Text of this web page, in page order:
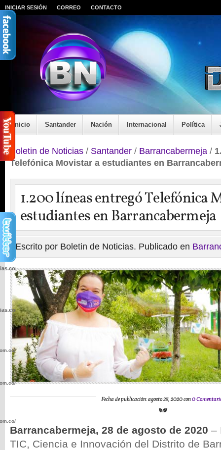
INICIAR SESIÓN CORREO CONTACTO
Inicio Santander Nación Internacional Política
Boletin de Noticias / Santander / Barrancabermeja /
Telefónica Movistar a estudiantes en
1.200 líneas entregó Telefónica
estudiantes en Barrancabermeja
Escrito por Boletin de Noticias. Publicado en
Fecha de publicación: agosto 28, 2020 con0
Barrancabermeja, 28 de agosto de 2020 –
TIC, Ciencia e Innovación del Distrito de
wp-
wp-
wp-
wp-
wp-